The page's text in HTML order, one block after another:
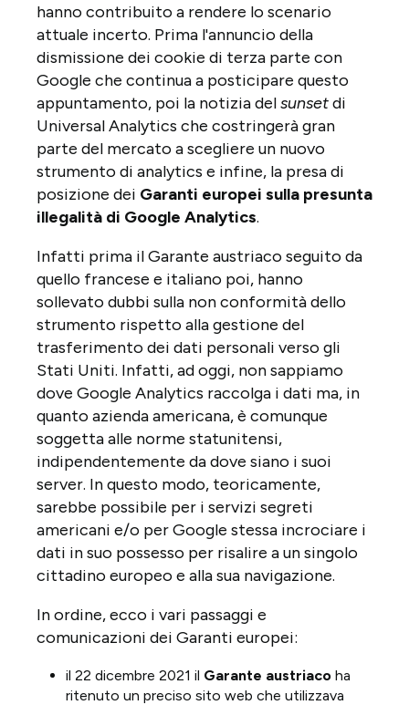
hanno contribuito a rendere lo scenario
attuale incerto. Prima l'annuncio della
dismissione dei cookie di terza parte con
Google che continua a posticipare questo
appuntamento, poi la notizia delsunsetdi
Universal Analytics che costringerà gran
parte del mercato a scegliere un nuovo
strumento di analytics e infine, la presa di
posizione dei Garanti europei sulla presunta
illegalità di Google Analytics.
Infatti prima il Garante austriaco seguito da
quello francese e italiano poi, hanno
sollevato dubbi sulla non conformità dello
strumento rispetto alla gestione del
trasferimento dei dati personali verso gli
Stati Uniti. Infatti, ad oggi, non sappiamo
dove Google Analytics raccolga i dati ma, in
quanto azienda americana, è comunque
soggetta alle norme statunitensi,
indipendentemente da dove siano i suoi
server. In questo modo, teoricamente,
sarebbe possibile per i servizi segreti
americani e/o per Google stessa incrociare i
dati in suo possesso per risalire a un singolo
cittadino europeo e alla sua navigazione.
In ordine, ecco i vari passaggi e
comunicazioni dei Garanti europei:
il 22 dicembre 2021 il Garante austriaco ha
ritenuto un preciso sito web che utilizzava